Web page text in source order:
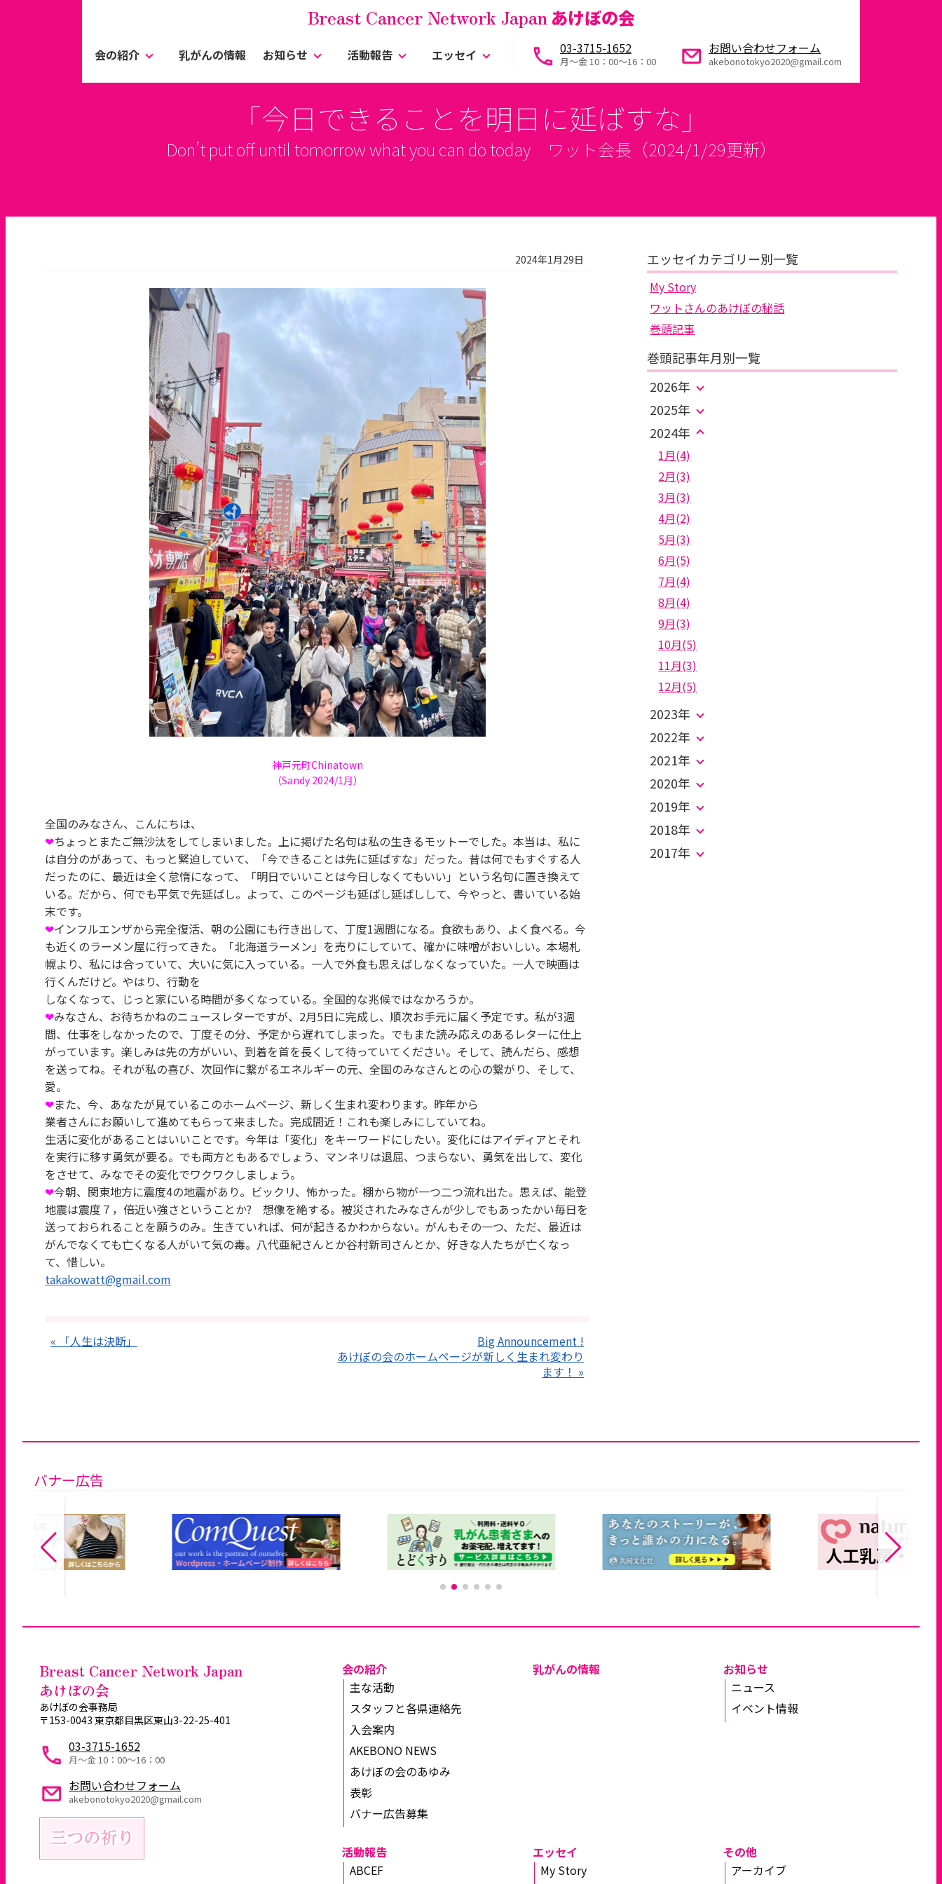
Breast Cancer Network Japan あけぼの会
会の紹介 乳がんの情報 お知らせ 活動報告 エッセイ 03-3715-1652
月～金 10：00〜16：00
お問い合わせフォーム
akebonotokyo2020@gmail.com
「今日できることを明日に延ばすな」
Don’t put off until tomorrow what you can do today ワット会長（2024/1/29更新）
2024年1月29日
神戸元町Chinatown
（Sandy 2024/1月）
全国のみなさん、こんにちは、
❤ちょっとまたご無沙汰をしてしまいました。上に掲げた名句は私の生きるモットーでした。本当は、私に
は自分のがあって、もっと緊迫していて、「今できることは先に延ばすな」だった。昔は何でもすぐする人
だったのに、最近は全く怠惰になって、「明日でいいことは今日しなくてもいい」という名句に置き換えて
いる。だから、何でも平気で先延ばし。よって、このページも延ばし延ばしして、今やっと、書いている始
末です。
❤インフルエンザから完全復活、朝の公園にも行き出して、丁度1週間になる。食欲もあり、よく食べる。今
も近くのラーメン屋に行ってきた。「北海道ラーメン」を売りにしていて、確かに味噌がおいしい。本場札
幌より、私には合っていて、大いに気に入っている。一人で外食も思えばしなくなっていた。一人で映画は
行くんだけど。やはり、行動を
しなくなって、じっと家にいる時間が多くなっている。全国的な兆候ではなかろうか。
❤みなさん、お待ちかねのニュースレターですが、2月5日に完成し、順次お手元に届く予定です。私が3週
間、仕事をしなかったので、丁度その分、予定から遅れてしまった。でもまた読み応えのあるレターに仕上
がっています。楽しみは先の方がいい、到着を首を長くして待っていてください。そして、読んだら、感想
を送ってね。それが私の喜び、次回作に繋がるエネルギーの元、全国のみなさんとの心の繋がり、そして、
愛。
❤また、今、あなたが見ているこのホームページ、新しく生まれ変わります。昨年から
業者さんにお願いして進めてもらって来ました。完成間近！これも楽しみにしていてね。
生活に変化があることはいいことです。今年は「変化」をキーワードにしたい。変化にはアイディアとそれ
を実行に移す勇気が要る。でも両方ともあるでしょう、マンネリは退屈、つまらない、勇気を出して、変化
をさせて、みなでその変化でワクワクしましょう。
❤今朝、関東地方に震度4の地震があり。ビックリ、怖かった。棚から物が一つ二つ流れ出た。思えば、能登
地震は震度７，倍近い強さということか? 想像を絶する。被災されたみなさんが少しでもあったかい毎日を
送っておられることを願うのみ。生きていれば、何が起きるかわからない。がんもその一つ、ただ、最近は
がんでなくても亡くなる人がいて気の毒。八代亜紀さんとか谷村新司さんとか、好きな人たちが亡くなっ
て、惜しい。
takakowatt@gmail.com
« 「人生は決断」
Big Announcement !
あけぼの会のホームページが新しく生まれ変わり
ます！ »
エッセイカテゴリー別一覧
My Story
ワットさんのあけぼの秘話
巻頭記事
巻頭記事年月別一覧
2026年
2025年
2024年
1月(4)
2月(3)
3月(3)
4月(2)
5月(3)
6月(5)
7月(4)
8月(4)
9月(3)
10月(5)
11月(3)
12月(5)
2023年
2022年
2021年
2020年
2019年
2018年
2017年
バナー広告
Breast Cancer Network Japan
あけぼの会
あけぼの会事務局
〒153-0043 東京都目黒区東山3-22-25-401
03-3715-1652
月～金 10：00〜16：00
お問い合わせフォーム
akebonotokyo2020@gmail.com
会の紹介
主な活動
スタッフと各県連絡先
入会案内
AKEBONO NEWS
あけぼの会のあゆみ
表彰
バナー広告募集
乳がんの情報
お知らせ
ニュース
イベント情報
活動報告
ABCEF
エッセイ
My Story
その他
アーカイブ